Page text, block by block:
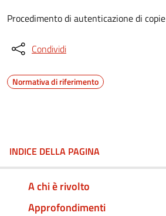
Procedimento di autenticazione di copie
Condividi
Normativa di riferimento
INDICE DELLA PAGINA
A chi è rivolto
Approfondimenti